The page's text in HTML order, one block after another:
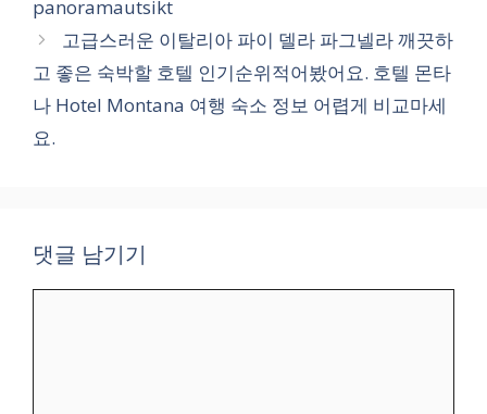
panoramautsikt
고급스러운 이탈리아 파이 델라 파그넬라 깨끗하
고 좋은 숙박할 호텔 인기순위적어봤어요. 호텔 몬타
나 Hotel Montana 여행 숙소 정보 어렵게 비교마세
요.
댓글 남기기